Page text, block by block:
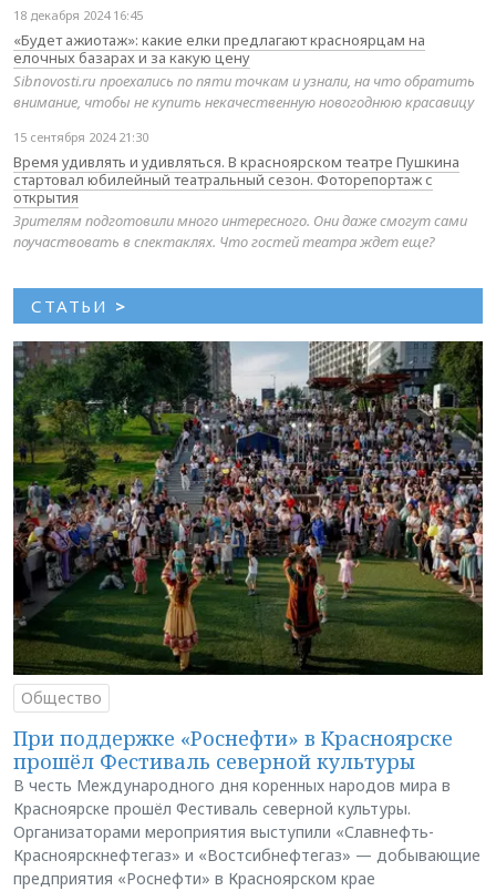
18 декабря 2024 16:45
«Будет ажиотаж»: какие елки предлагают красноярцам на
елочных базарах и за какую цену
Sibnovosti.ru проехались по пяти точкам и узнали, на что обратить
внимание, чтобы не купить некачественную новогоднюю красавицу
15 сентября 2024 21:30
Время удивлять и удивляться. В красноярском театре Пушкина
стартовал юбилейный театральный сезон. Фоторепортаж с
открытия
Зрителям подготовили много интересного. Они даже смогут сами
поучаствовать в спектаклях. Что гостей театра ждет еще?
СТАТЬИ >
Общество
При поддержке «Роснефти» в Красноярске
прошёл Фестиваль северной культуры
В честь Международного дня коренных народов мира в
Красноярске прошёл Фестиваль северной культуры.
Организаторами мероприятия выступили «Славнефть-
Красноярскнефтегаз» и «Востсибнефтегаз» — добывающие
предприятия «Роснефти» в Красноярском крае